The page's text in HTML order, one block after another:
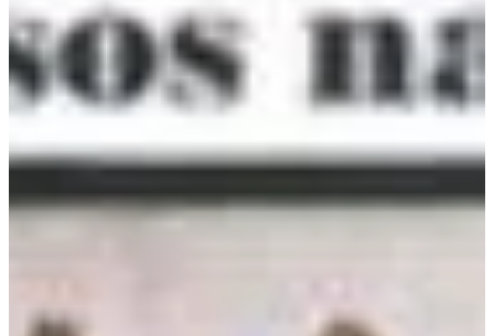
Podcast
Assine
Taba na Escola